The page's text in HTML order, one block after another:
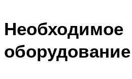
Необходимое
оборудование